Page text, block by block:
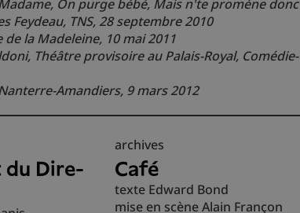
On purge bébé, Mais n'te promène donc
Feydeau, TNS, 28septembre 2010
la Madeleine, 10 mai 2011
Théâtre provisoire au Palais-Royal, Comédie-
Amandiers, 9 mars 2012
du Dire-
archives
Café
texte Edward Bond
mise en scène Alain Françon